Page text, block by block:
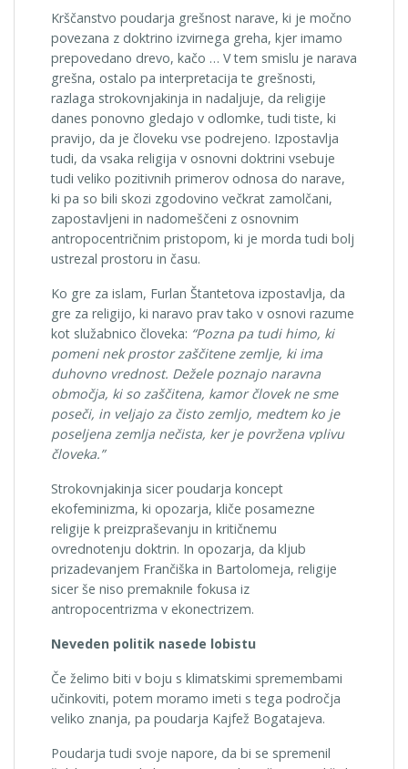
Krščanstvo poudarja grešnost narave, ki je močno
povezana z doktrino izvirnega greha, kjer imamo
prepovedano drevo, kačo … V tem smislu je narava
grešna, ostalo pa interpretacija te grešnosti,
razlaga strokovnjakinja in nadaljuje, da religije
danes ponovno gledajo v odlomke, tudi tiste, ki
pravijo, da je človeku vse podrejeno. Izpostavlja
tudi, da vsaka religija v osnovni doktrini vsebuje
tudi veliko pozitivnih primerov odnosa do narave,
ki pa so bili skozi zgodovino večkrat zamolčani,
zapostavljeni in nadomeščeni z osnovnim
antropocentričnim pristopom, ki je morda tudi bolj
ustrezal prostoru in času.
Ko gre za islam, Furlan Štantetova izpostavlja, da
gre za religijo, ki naravo prav tako v osnovi razume
kot služabnico človeka: “Pozna pa tudi himo, ki
pomeni nek prostor zaščitene zemlje, ki ima
duhovno vrednost. Dežele poznajo naravna
območja, ki so zaščitena, kamor človek ne sme
poseči, in veljajo za čisto zemljo, medtem ko je
poseljena zemlja nečista, ker je povržena vplivu
človeka.”
Strokovnjakinja sicer poudarja koncept
ekofeminizma, ki opozarja, kliče posamezne
religije k preizpraševanju in kritičnemu
ovrednotenju doktrin. In opozarja, da kljub
prizadevanjem Frančiška in Bartolomeja, religije
sicer še niso premaknile fokusa iz
antropocentrizma v ekonectrizem.
Neveden politik nasede lobistu
Če želimo biti v boju s klimatskimi spremembami
učinkoviti, potem moramo imeti s tega področja
veliko znanja, pa poudarja Kajfež Bogatajeva.
Poudarja tudi svoje napore, da bi se spremenil